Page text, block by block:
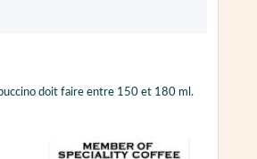
doit faire entre 150 et 180 ml.